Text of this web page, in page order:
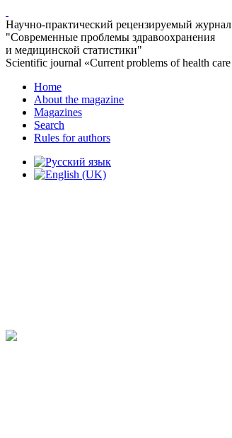
Научно-практический рецензируемый журнал
"Современные проблемы здравоохранения
и медицинской статистики"
Scientific journal «Current problems of health
Home
About the magazine
Magazines
Search
Rules for authors